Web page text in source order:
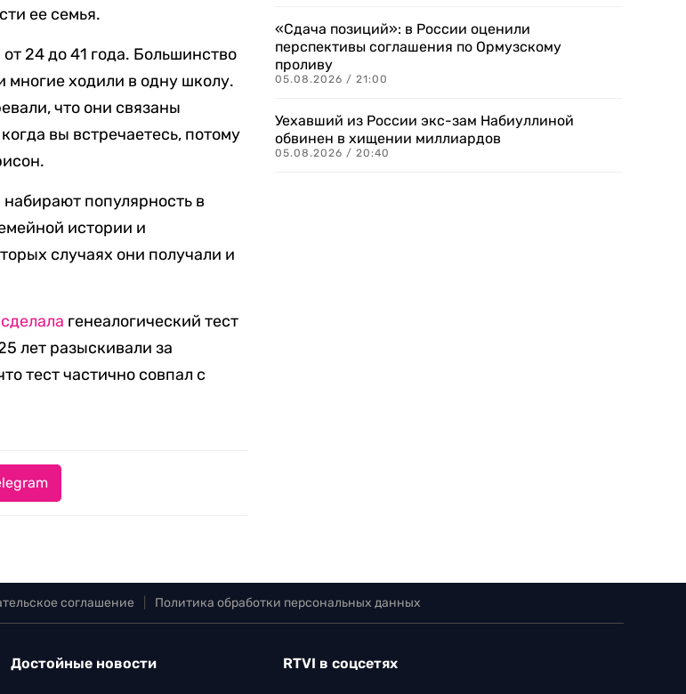
ее семья.
24 до 41 года. Большинство
ходили в одну школу.
что они связаны
вы встречаетесь, потому
популярность в
истории и
случаях они получали и
сделала генеалогический тест
лет разыскивали за
тест частично совпал с
«Сдача позиций»: в России оценили
перспективы соглашения по Ормузскому
проливу
05.08.2026 / 21:00
Уехавший из России экс-зам Набиуллиной
обвинен в хищении миллиардов
05.08.2026 / 20:40
соглашение Политика обработки персональных данных
Достойные новости RTVI в соцсетях